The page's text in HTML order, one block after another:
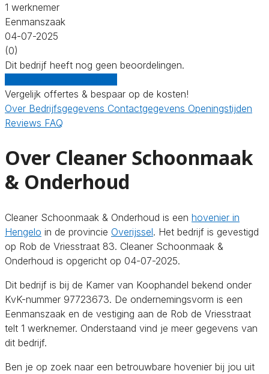
1 werknemer
Eenmanszaak
04-07-2025
(0)
Dit bedrijf heeft nog geen beoordelingen.
Vergelijk offertes & bespaar op de kosten!
Over Bedrijfsgegevens Contactgegevens Openingstijden
Reviews FAQ
Over Cleaner Schoonmaak
& Onderhoud
Cleaner Schoonmaak & Onderhoud is een hovenier in
Hengelo in de provincie Overijssel. Het bedrijf is gevestigd
op Rob de Vriesstraat 83. Cleaner Schoonmaak &
Onderhoud is opgericht op 04-07-2025.
Dit bedrijf is bij de Kamer van Koophandel bekend onder
KvK-nummer 97723673. De ondernemingsvorm is een
Eenmanszaak en de vestiging aan de Rob de Vriesstraat
telt 1 werknemer. Onderstaand vind je meer gegevens van
dit bedrijf.
Ben je op zoek naar een betrouwbare hovenier bij jou uit